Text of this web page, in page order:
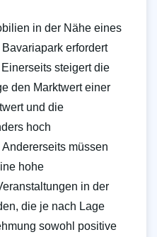
in der Nähe eines
erfordert
steigert die
den Marktwert einer
und die
hoch
müssen
hohe
in der
die je nach Lage
sowohl positive